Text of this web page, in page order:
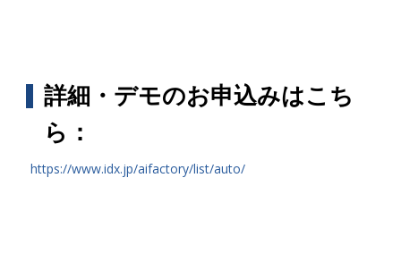
詳細・デモのお申込みはこち
ら：
https://www.idx.jp/aifactory/list/auto/